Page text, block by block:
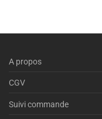
A propos
CGV
Suivi commande